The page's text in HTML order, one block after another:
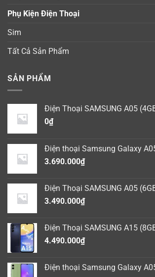
Phụ Kiện Điện Thoại
Sim
Tất Cả Sản Phẩm
SẢN PHẨM
Điện Thoại SAMSUNG A05
0₫
Điện thoại Samsung Galaxy
3.690.000₫
Điện Thoại SAMSUNG A05
3.490.000₫
Điện Thoại SAMSUNG A15
4.490.000₫
Điện thoại Samsung Galaxy